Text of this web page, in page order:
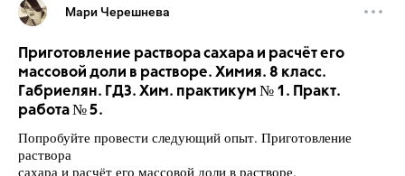
Мари Черешнева
Приготовление раствора сахара и расчёт его
массовой доли в растворе. Химия. 8 класс.
Габриелян. ГДЗ. Хим. практикум № 1. Практ.
работа № 5.
Попробуйте провести следующий опыт. Приготовление
раствора
сахара и расчёт его массовой доли в растворе.